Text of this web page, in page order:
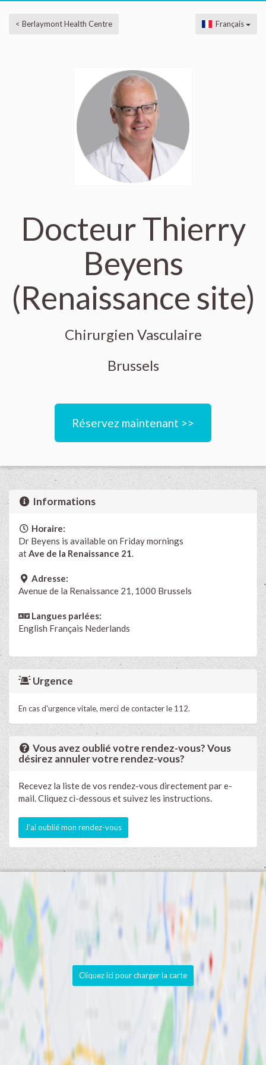
< Berlaymont Health Centre Français
Docteur Thierry
Beyens
(Renaissance site)
Chirurgien Vasculaire
Brussels
Réservez maintenant >>
Informations
Horaire:
Dr Beyens is available on Friday mornings
at Ave de la Renaissance 21
Adresse:
Avenue de la Renaissance 21, 1000 Brussels
Langues parlées:
English Français Nederlands
Urgence
En cas d'urgence vitale, merci de contacter le 112.
Vous avez oublié votre rendez-vous? Vous
désirez annuler votre rendez-vous?
Recevez la liste de vos rendez-vous directement par e-
mail. Cliquez ci-dessous et suivez les instructions.
J'ai oublié mon rendez-vous
Cliquez ici pour charger la carte